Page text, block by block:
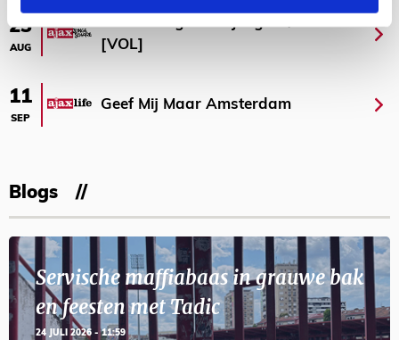
23
AUG
[VOL]
11
SEP
Geef Mij Maar Amsterdam
Blogs
Servische maffiabaas in grauwe bak
en feesten met Tadic
24 JULI 2026 - 11:59